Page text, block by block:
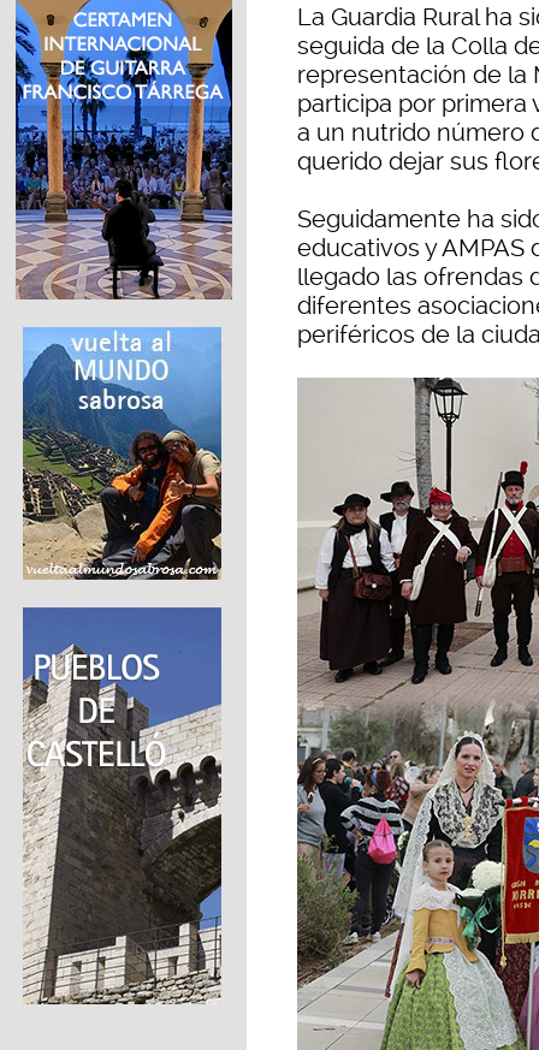
La Guardia Rural ha
seguida de la Colla
representación de la
participa por primera
a un nutrido número
querido dejar sus
Seguidamente ha
educativos y AMPAS
llegado las ofrendas
diferentes
periféricos de la